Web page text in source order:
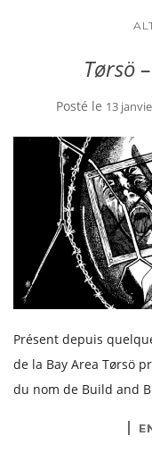
Tørsö
Posté le 13
Présent depuis
de la Bay Area Tørsö
du nom de Build and